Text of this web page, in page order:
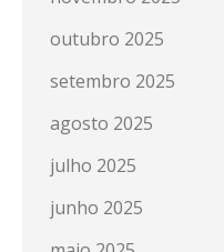
outubro 2025
setembro 2025
agosto 2025
julho 2025
junho 2025